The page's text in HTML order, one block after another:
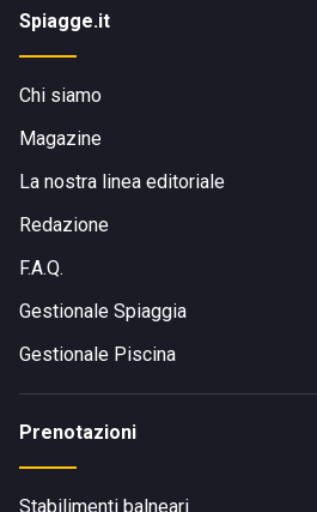
Spiagge.it
Chi siamo
Magazine
La nostra linea editoriale
Redazione
F.A.Q.
Gestionale Spiaggia
Gestionale Piscina
Prenotazioni
Stabilimenti balneari